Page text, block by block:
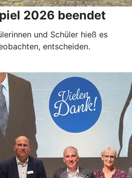
2026 beendet
und Schüler hieß es
entscheiden.